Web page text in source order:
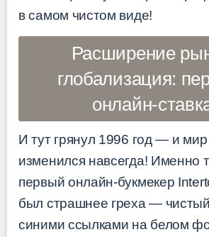
в самом чистом виде!
Расширение
глобализация:
онлайн-
И тут грянул 1996 год — и мир
изменился навсегда! Именно
первый онлайн-букмекер
был страшнее греха —
синими ссылками на белом